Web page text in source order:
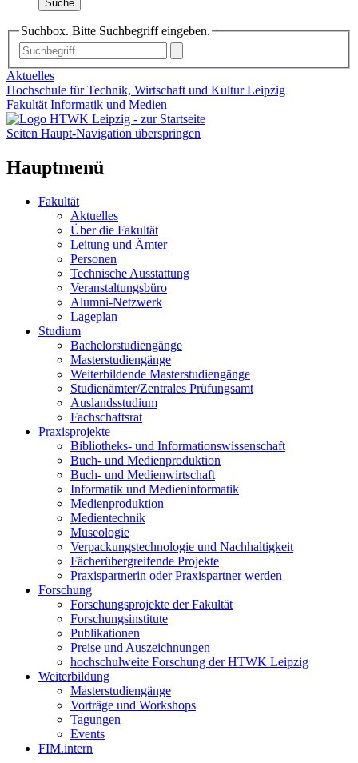
Suche
Suchbox. Bitte Suchbegriff eingeben.
Aktuelles
Hochschule für Technik, Wirtschaft und Kultur Leipzig
Fakultät Informatik und Medien
Seiten Haupt-Navigation überspringen
Hauptmenü
Fakultät
Aktuelles
Über die Fakultät
Leitung und Ämter
Personen
Technische Ausstattung
Veranstaltungsbüro
Alumni-Netzwerk
Lageplan
Studium
Bachelorstudiengänge
Masterstudiengänge
Weiterbildende Masterstudiengänge
Studienämter/Zentrales Prüfungsamt
Auslandsstudium
Fachschaftsrat
Praxisprojekte
Bibliotheks- und Informationswissenschaft
Buch- und Medienproduktion
Buch- und Medienwirtschaft
Informatik und Medieninformatik
Medienproduktion
Medientechnik
Museologie
Verpackungstechnologie und Nachhaltigkeit
Fächerübergreifende Projekte
Praxispartnerin oder Praxispartner werden
Forschung
Forschungsprojekte der Fakultät
Forschungsinstitute
Publikationen
Preise und Auszeichnungen
hochschulweite Forschung der HTWK Leipzig
Weiterbildung
Masterstudiengänge
Vorträge und Workshops
Tagungen
Events
FIM.intern